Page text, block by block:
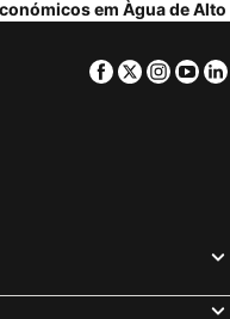
Marina Atl&acirc;ntico
Miguel Park Hotel
Resort
em Àgua de Alto
Facebook
Twitter